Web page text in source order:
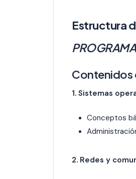
Estructura
Contenidos
1. Sistemas
Conceptos
2. Redes y